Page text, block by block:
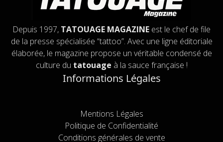
Depuis 1997, TATOUAGE MAGAZINE est le chef de file
de la presse spécialisée “tattoo”. Avec une ligne éditoriale
élaborée, le magazine propose un véritable condensé de
culture du tatouage à la sauce française !
Informations Légales
Mentions Légales
Politique de Confidentialité
Conditions générales de vente